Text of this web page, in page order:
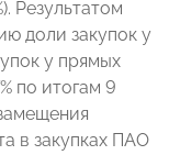
Результатом
доли закупок у
у прямых
по итогам 9
в закупках ПАО